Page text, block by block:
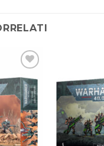
Aggiungi
alla lista
dei
desideri